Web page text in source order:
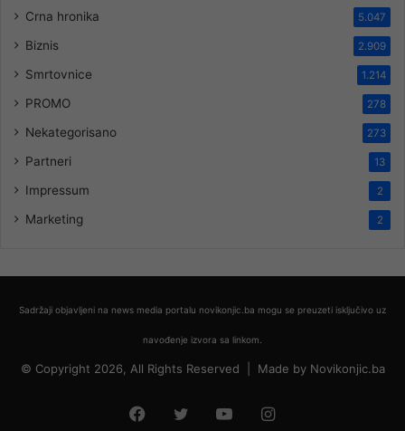
Crna hronika 5.047
Biznis 2.909
Smrtovnice 1.214
PROMO 278
Nekategorisano 273
Partneri 13
Impressum 2
Marketing 2
Sadržaji objavljeni na news media portalu novikonjic.ba mogu se preuzeti isključivo uz
navođenje izvora sa linkom.
© Copyright 2026, All Rights Reserved | Made by Novikonjic.ba
Facebook
TwitterYouTubeInstagram